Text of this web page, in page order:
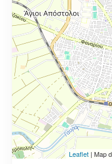
Leaflet | Map